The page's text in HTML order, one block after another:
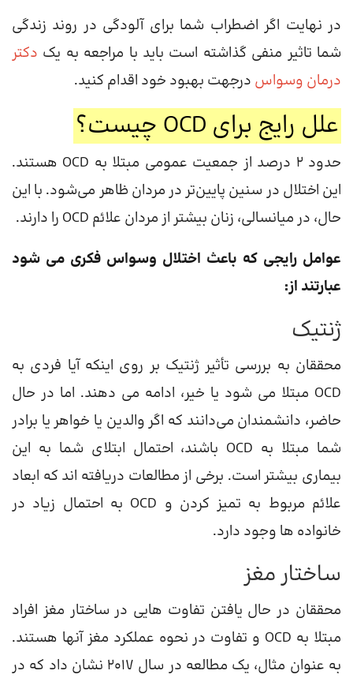
در نهایت اگر اضطراب شما برای آلودگی در روند زندگی
شما تاثیر منفی گذاشته است باید با مراجعه به یک دکتر
درمان وسواس درجهت بهبود خود اقدام کنید.
علل رایج برای OCD چیست؟
حدود 2 درصد از جمعیت عمومی مبتلا به OCD هستند.
این اختلال در سنین پایین‌تر در مردان ظاهر می‌شود. با این
حال، در میانسالی، زنان بیشتر از مردان علائم OCD را دارند.
عوامل رایجی که باعث اختلال وسواس فکری می شود
عبارتند از:
ژنتیک
محققان به بررسی تأثیر ژنتیک بر روی اینکه آیا فردی به
OCD مبتلا می شود یا خیر، ادامه می دهند. اما در حال
حاضر، دانشمندان می‌دانند که اگر والدین یا خواهر یا برادر
شما مبتلا به OCD باشند، احتمال ابتلای شما به این
بیماری بیشتر است. برخی از مطالعات دریافته اند که ابعاد
علائم مربوط به تمیز کردن و OCD به احتمال زیاد در
خانواده ها وجود دارد.
ساختار مغز
محققان در حال یافتن تفاوت هایی در ساختار مغز افراد
مبتلا به OCD و تفاوت در نحوه عملکرد مغز آنها هستند.
به عنوان مثال، یک مطالعه در سال 2017 نشان داد که در